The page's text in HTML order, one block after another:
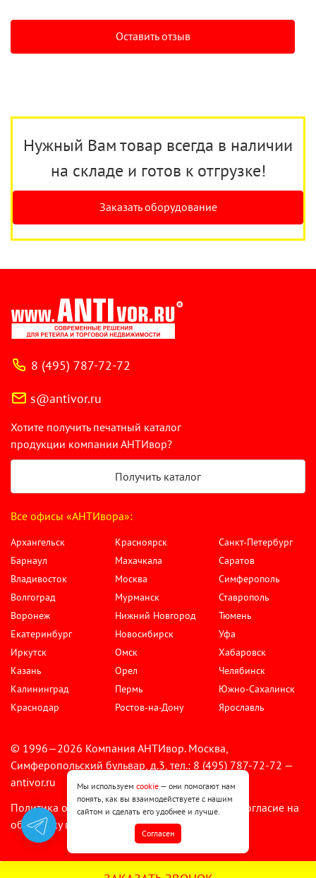
Оставить отзыв
Нужный Вам товар всегда в наличии
на складе и готов к отгрузке!
Заказать оборудование
8 (495) 787-72-72
s@antivor.ru
Хотите получить печатный каталог
продукции компании АНТИвор?
Получить каталог
Все офисы «АНТИвора»:
Архангельск
Барнаул
Владивосток
Волгоград
Воронеж
Екатеринбург
Иркутск
Казань
Калининград
Краснодар
Красноярск
Махачкала
Москва
Мурманск
Нижний Новгород
Новосибирск
Омск
Орел
Пермь
Ростов-на-Дону
Санкт-Петербург
Саратов
Симферополь
Ставрополь
Тюмень
Уфа
Хабаровск
Челябинск
Южно-Сахалинск
Ярославль
© 1996—2026 Компания АНТИвор. Москва,
Симферопольский бульвар, д.3, тел.: 8 (495) 787-72-72 —
antivor.ru
Политика обработки персональных данных
Согласие на
обработку персональных данных
Мы используем cookie — они помогают нам
понять, как вы взаимодействуете с нашим
сайтом и сделать его удобнее и лучше.
Cогласен